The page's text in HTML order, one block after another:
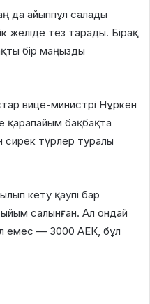
да айыппұл салады
желіде тез тарады. Бірақ
бір маңызды
вице-министрі Нұркен
қарапайым бақбақта
сирек түрлер туралы
кету қаупі бар
салынған. Ал ондай
емес — 3000 АЕК, бұл